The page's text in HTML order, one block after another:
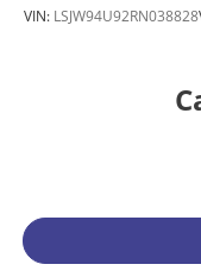
VIN: LSJW94U92RN038828